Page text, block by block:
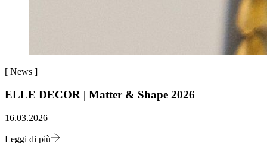
[ News ]
ELLE DECOR | Matter & Shape 2026
16.03.2026
Leggi di più